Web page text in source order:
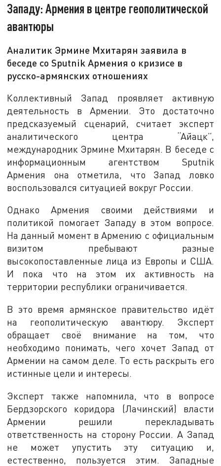
Западу: Армения в центре геополитической
авантюры
Аналитик Эрмине Мхитарян заявила в
беседе со Sputnik Армения о кризисе в
русско-армянских отношениях
Коллективный Запад проявляет активную
деятельность в Армении. Это достаточно
предсказуемый сценарий, считает эксперт
аналитического центра “Айацк”,
международник Эрмине Мхитарян. В беседе с
информационным агентством Sputnik
Армения она отметила, что Запад ловко
воспользовался ситуацией вокруг России.
Однако Армения своими действиями и
политикой помогает Западу в этом вопросе.
На данный момент в Армению с официальным
визитом пребывают разные
высокопоставленные лица из Европы и США.
И пока что на этом их активность на
территории республики ограничивается.
В это время армянское правительство идёт
на геополитическую авантюру. Эксперт
обращает своё внимание на том, что
необходимо понимать, чего хочет Запад от
Армении на самом деле. То есть раскрыть его
истинные цели и интересы.
Эксперт также напомнила, что в вопросе
Бердзорского коридора (Лачинский) власти
Армении решили перекладывать
ответственность на сторону России. А Запад
не может упустить эту ситуацию и,
естественно, пользуется этим. Западные